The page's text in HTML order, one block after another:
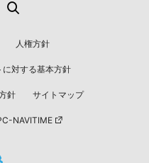
人権方針
に対する基本方針
針 サイトマップ
NAVITIME